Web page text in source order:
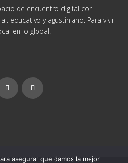
de encuentro digital con
educativo y agustiniano. Para vivir
en lo global.
asegurar que damos la mejor